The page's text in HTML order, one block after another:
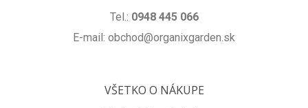
Tel.: 0948 445 066
E-mail: obchod@organixgarden.sk
VŠETKO O NÁKUPE